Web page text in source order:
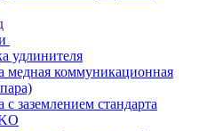
удлинителя
медная коммуникационная
с заземлением стандарта